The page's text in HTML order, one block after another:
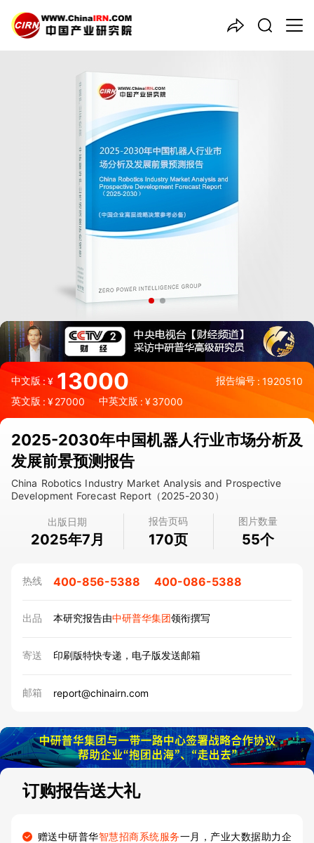
中文版:¥ 13000 报告编号 : 1920510
英文版 : ¥27000 中英文版 : ¥37000
2025-2030年中国机器人行业市场分析及
发展前景预测报告
China Robotics Industry Market Analysis and Prospective
Development Forecast Report（2025-2030）
出版日期
2025年7月
报告页码
170页
图片数量
55个
热线 400-856-5388 400-086-5388
出品 本研究报告由中研普华集团领衔撰写
寄送 印刷版特快专递，电子版发送邮箱
邮箱 report@chinairn.com
订购报告送大礼
赠送中研普华智慧招商系统服务一月，产业大数据助力企
中国产业咨询领导者
2025-2030年中国
业市场分析及发展前景预测报
告
品质保障，一年免费更新维护
出版日期：2025年7月
《2025-2030年中国机器人行业市场分析及发展前景预测报告》
由中研普华机器人行业分析专家领衔撰写，主要分析了机器人行业
的市场规模、发展现状与投资前景，同时对机器人行业的未来发展
做出科学的趋势预测和专业的机器人行业数据分析，帮助客户评估
机器人行业投资价值。
27年研究经验，深度洞察行业驱动力
多元化、高学历的实战型精英团队